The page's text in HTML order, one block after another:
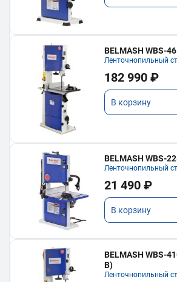
BELMASH WBS-
Ленточнопильный
182 990 ₽
В корзину
BELMASH WBS-
Ленточнопильный
21 490 ₽
В корзину
BELMASH WBS-
В)
Ленточнопильный